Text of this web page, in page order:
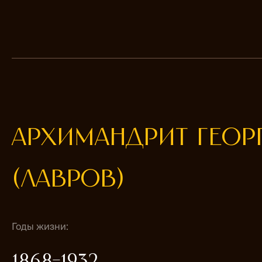
АРХИМАНДРИТ
(ЛАВРОВ)
Годы жизни: